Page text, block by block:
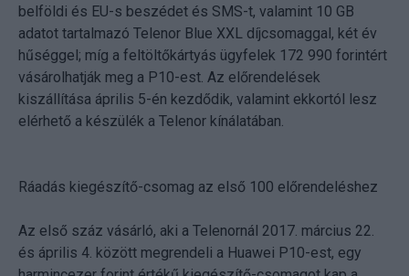
belföldi és EU-s beszédet és SMS-t, valamint 10 GB
adatot tartalmazó Telenor Blue XXL díjcsomaggal, két év
hűséggel; míg a feltöltőkártyás ügyfelek 172 990 forintért
vásárolhatják meg a P10-est. Az előrendelések
kiszállítása április 5-én kezdődik, valamint ekkortól lesz
elérhető a készülék a Telenor kínálatában.
Ráadás kiegészítő-csomag az első 100 előrendeléshez
Az első száz vásárló, aki a Telenornál 2017. március 22.
és április 4. között megrendeli a Huawei P10-est, egy